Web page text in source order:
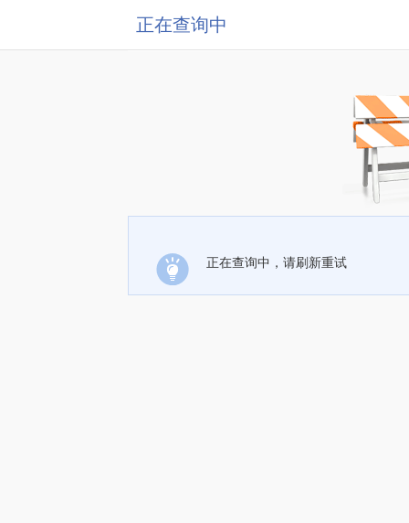
正在查询中
正在查询中，请刷新重试